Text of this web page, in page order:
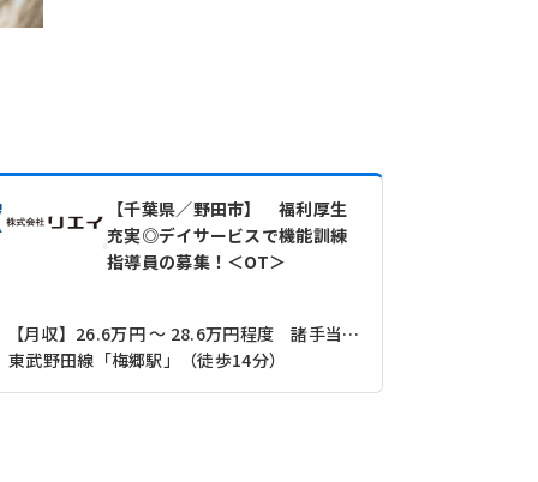
【千葉県／野田市】 福利厚生
充実◎デイサービスで機能訓練
指導員の募集！＜OT＞
【月収】26.6万円 ～ 28.6万円程度 諸手当込み
東武野田線「梅郷駅」（徒歩14分）